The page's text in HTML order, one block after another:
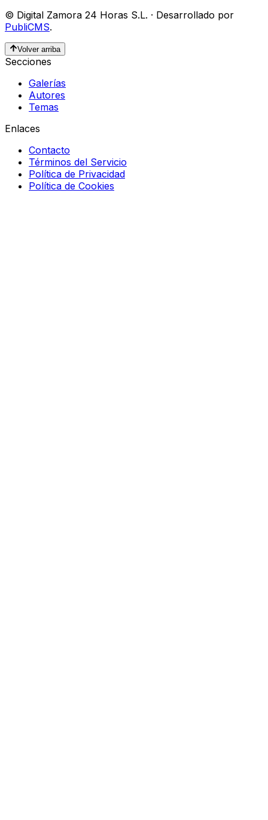
© Digital Zamora 24 Horas S.L. · Desarrollado por
PubliCMS.
Volver arriba
Secciones
Galerías
Autores
Temas
Enlaces
Contacto
Términos del Servicio
Política de Privacidad
Política de Cookies